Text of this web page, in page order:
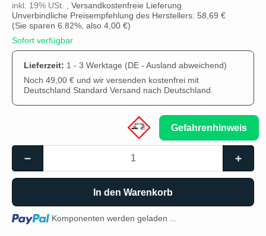
inkl. 19% USt. , Versandkostenfreie Lieferung
Unverbindliche Preisempfehlung des Herstellers: 58,69 €
(Sie sparen 6.82% , also 4,00 €)
Sofort verfügbar
Lieferzeit: 1 - 3 Werktage (DE - Ausland abweichend)
Noch 49,00 € und wir versenden kostenfrei mit
Deutschland Standard Versand nach Deutschland.
Gefahrenhinweis
In den Warenkorb
Loading... Komponenten werden geladen ...